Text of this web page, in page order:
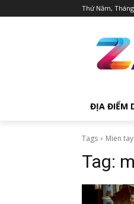
Thứ Năm,
ĐỊA ĐIỂM
Tags Mien
Tag: